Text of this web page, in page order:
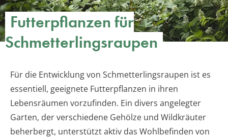
Futterpflanzen für
Schmetterlingsraupen
Für die Entwicklung von Schmetterlingsraupen ist es
essentiell, geeignete Futterpflanzen in ihren
Lebensräumen vorzufinden. Ein divers angelegter
Garten, der verschiedene Gehölze und Wildkräuter
beherbergt, unterstützt aktiv das Wohlbefinden von